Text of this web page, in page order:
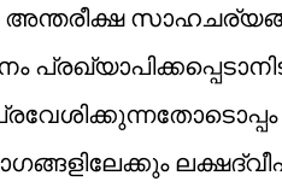
ലക്ഷദ്വീപ്,